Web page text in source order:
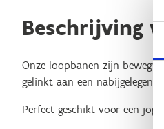
Beschrijving
Onze loopbanen zijn
gelinkt aan een nabijgelegen
Perfect geschikt voor een